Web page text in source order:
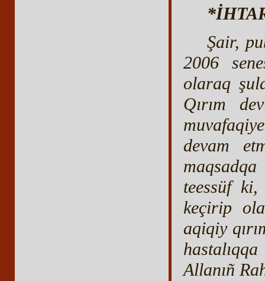
Şair,
2006
olaraq
Qırım
devam
teessüf
keçirip
aqiqiy
Allanıñ